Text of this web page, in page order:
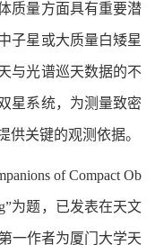
质量方面具有重要潜
子星或大质量白矮星
与光谱巡天数据的不
星系统，为测量致密
供关键的观测依据。
of Compact Ob
为题，已发表在天文
一作者为厦门大学天